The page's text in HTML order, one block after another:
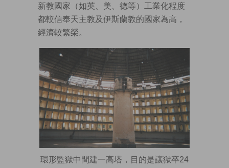
新教國家（如英、美、德等）工業化程度
都較信奉天主教及伊斯蘭教的國家為高，
經濟較繁榮。
環形監獄中間建一高塔，目的是讓獄卒24